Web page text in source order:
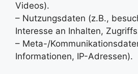
Videos).
– Nutzungsdaten (z.B.,
Interesse an Inhalten,
– Meta-/
Informationen, IP-Adressen).